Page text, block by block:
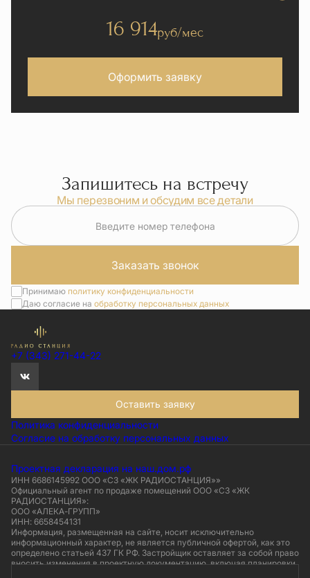
16 914руб/мес
Оформить заявку
Запишитесь на встречу
Мы перезвоним и обсудим все детали
Введите номер телефона
Заказать звонок
Принимаю политику конфиденциальности
Даю согласие на обработку персональных данных
+7 (343) 271-44-22
Оставить заявку
Политика конфиденциальности
Согласие на обработку персональных данных
Проектная декларация на наш.дом.рф
ИНН 6686145992 ООО «СЗ «ЖК РАДИОСТАНЦИЯ»»
Официальный агент по продаже помещений ООО «СЗ «ЖК
РАДИОСТАНЦИЯ»:
ООО «АЛЕКА-ГРУПП»
ИНН: 6658454131
Информация, размещенная на сайте, носит исключительно
информационный характер, не является публичной офертой, как это
определено статьей 437 ГК РФ. Застройщик оставляет за собой право
вносить изменения в проектную документацию, включая планировки,